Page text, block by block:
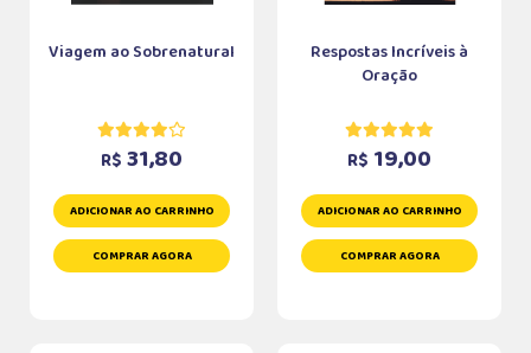
Viagem ao Sobrenatural
R$ 31,80
ADICIONAR AO CARRINHO
COMPRAR AGORA
Respostas Incríveis à
Oração
R$ 19,00
ADICIONAR AO CARRINHO
COMPRAR AGORA